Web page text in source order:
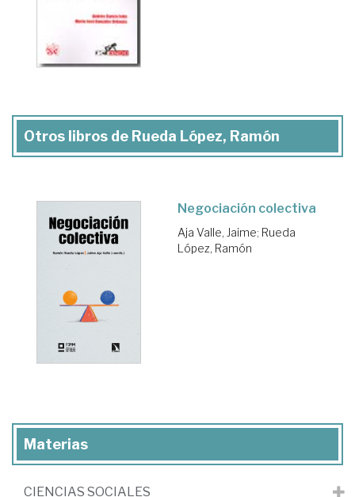
Otros libros de Rueda López, Ramón
Negociación colectiva
Aja Valle, Jaime; Rueda
López, Ramón
Materias
CIENCIAS SOCIALES